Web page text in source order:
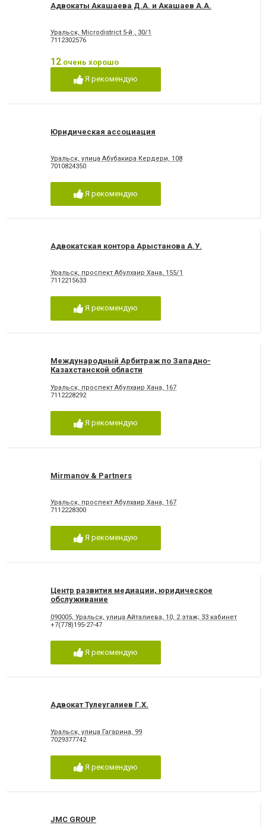
Адвокаты Акашаева Д.А. и Акашаев А.А.
Уральск, Microdistrict 5-й , 30/1
7112302576
12 очень хорошо
Я рекомендую
Юридическая ассоциация
Уральск, улица Абубакира Кердери, 108
7010824350
Я рекомендую
Адвокатская контора Арыстанова А.У.
Уральск, проспект Абулхаир Хана, 155/1
7112215633
Я рекомендую
Международный Арбитраж по Западно-
Казахстанской области
Уральск, проспект Абулхаир Хана, 167
7112228292
Я рекомендую
Mirmanov & Partners
Уральск, проспект Абулхаир Хана, 167
7112228300
Я рекомендую
Центр развития медиации, юридическое
обслуживание
090005, Уральск, улица Айталиева, 10, ​2 этаж; 33 кабинет
+7(778)195-27-47
Я рекомендую
Адвокат Тулеугалиев Г.Х.
Уральск, улица Гагарина, 99
7029377742
Я рекомендую
JMC GROUP